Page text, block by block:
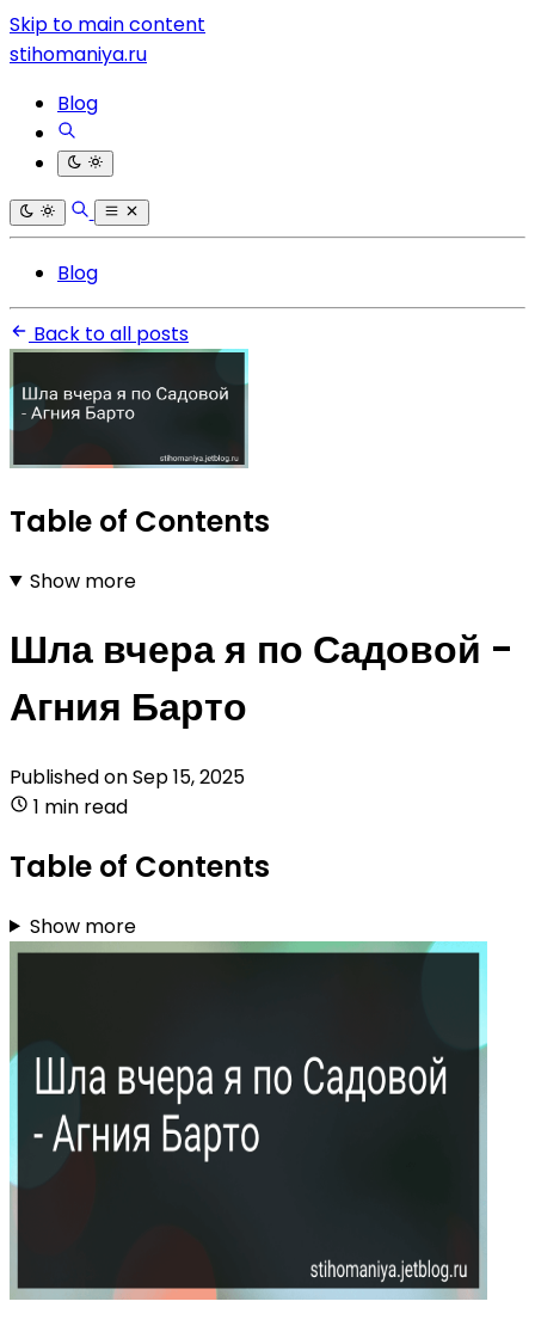
Skip to main content
stihomaniya.ru
Blog
Blog
Back to all posts
Table of Contents
Show more
Шла вчера я по Садовой -
Агния Барто
Published onSep 15, 2025
1 min read
Table of Contents
Show more